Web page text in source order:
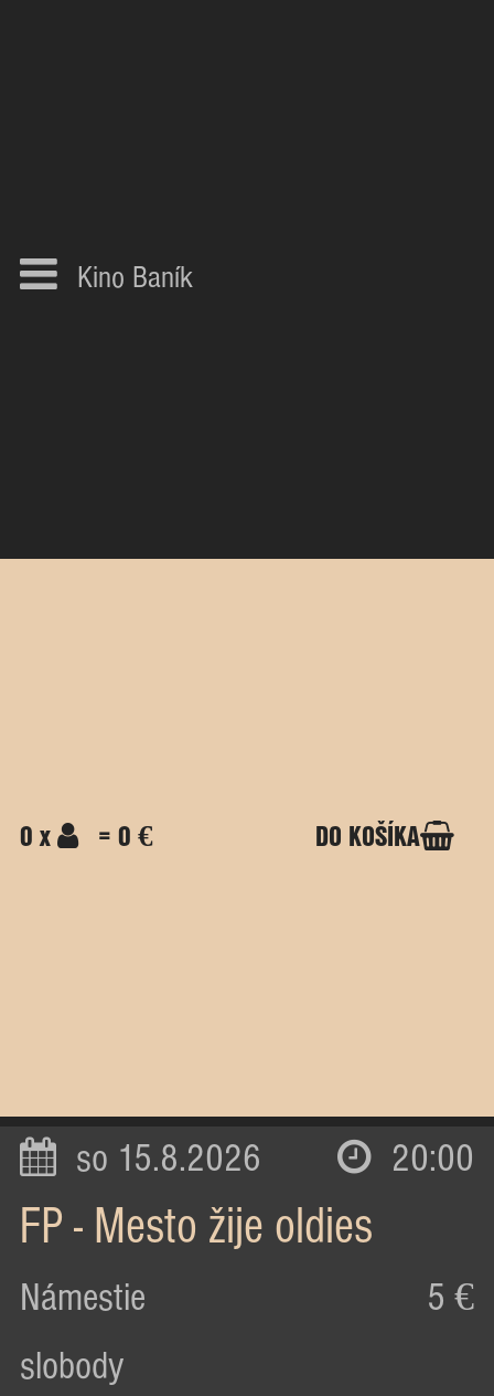
Kino Baník
0 x = 0 € DO KOŠÍKA
so 15.8.2026 20:00
FP - Mesto žije oldies
Námestie
slobody
5 €